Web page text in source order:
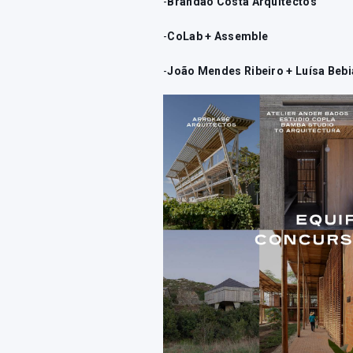
-CoLab + Assemble
-João Mendes Ribeiro + Luísa